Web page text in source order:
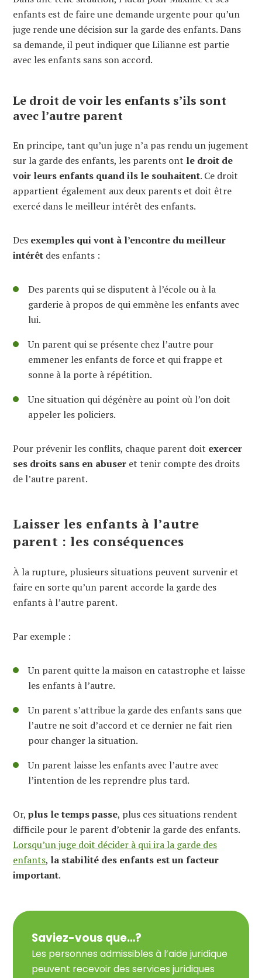
enfants est de faire une demande urgente pour qu’un
juge rende une décision sur la garde des enfants. Dans
sa demande, il peut indiquer que Lilianne est partie
avec les enfants sans son accord.
Le droit de voir les enfants s’ils sont
avec l’autre parent
En principe, tant qu’un juge n’a pas rendu un jugement
sur la garde des enfants, les parents ont le droit de
voir leurs enfants quand ils le souhaitent. Ce droit
appartient également aux deux parents et doit être
exercé dans le meilleur intérêt des enfants.
Des exemples qui vont à l’encontre du meilleur
intérêt des enfants :
Des parents qui se disputent à l’école ou à la
garderie à propos de qui emmène les enfants avec
lui.
Un parent qui se présente chez l’autre pour
emmener les enfants de force et qui frappe et
sonne à la porte à répétition.
Une situation qui dégénère au point où l’on doit
appeler les policiers.
Pour prévenir les conflits, chaque parent doit exercer
ses droits sans en abuser et tenir compte des droits
de l’autre parent.
Laisser les enfants à l’autre
parent : les conséquences
À la rupture, plusieurs situations peuvent survenir et
faire en sorte qu’un parent accorde la garde des
enfants à l’autre parent.
Par exemple :
Un parent quitte la maison en catastrophe et laisse
les enfants à l’autre.
Un parent s’attribue la garde des enfants sans que
l’autre ne soit d’accord et ce dernier ne fait rien
pour changer la situation.
Un parent laisse les enfants avec l’autre avec
l’intention de les reprendre plus tard.
Or, plus le temps passe, plus ces situations rendent
difficile pour le parent d’obtenir la garde des enfants.
Lorsqu’un juge doit décider à qui ira la garde des
enfants, la stabilité des enfants est un facteur
important.
Saviez-vous que…?
Les personnes admissibles à l’aide juridique
peuvent recevoir des services juridiques